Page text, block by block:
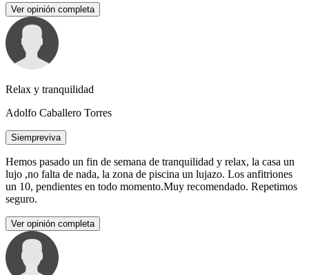
Ver opinión completa
Relax y tranquilidad
Adolfo Caballero Torres
Siempreviva
Hemos pasado un fin de semana de tranquilidad y relax, la casa un
lujo ,no falta de nada, la zona de piscina un lujazo. Los anfitriones
un 10, pendientes en todo momento.Muy recomendado. Repetimos
seguro.
Ver opinión completa